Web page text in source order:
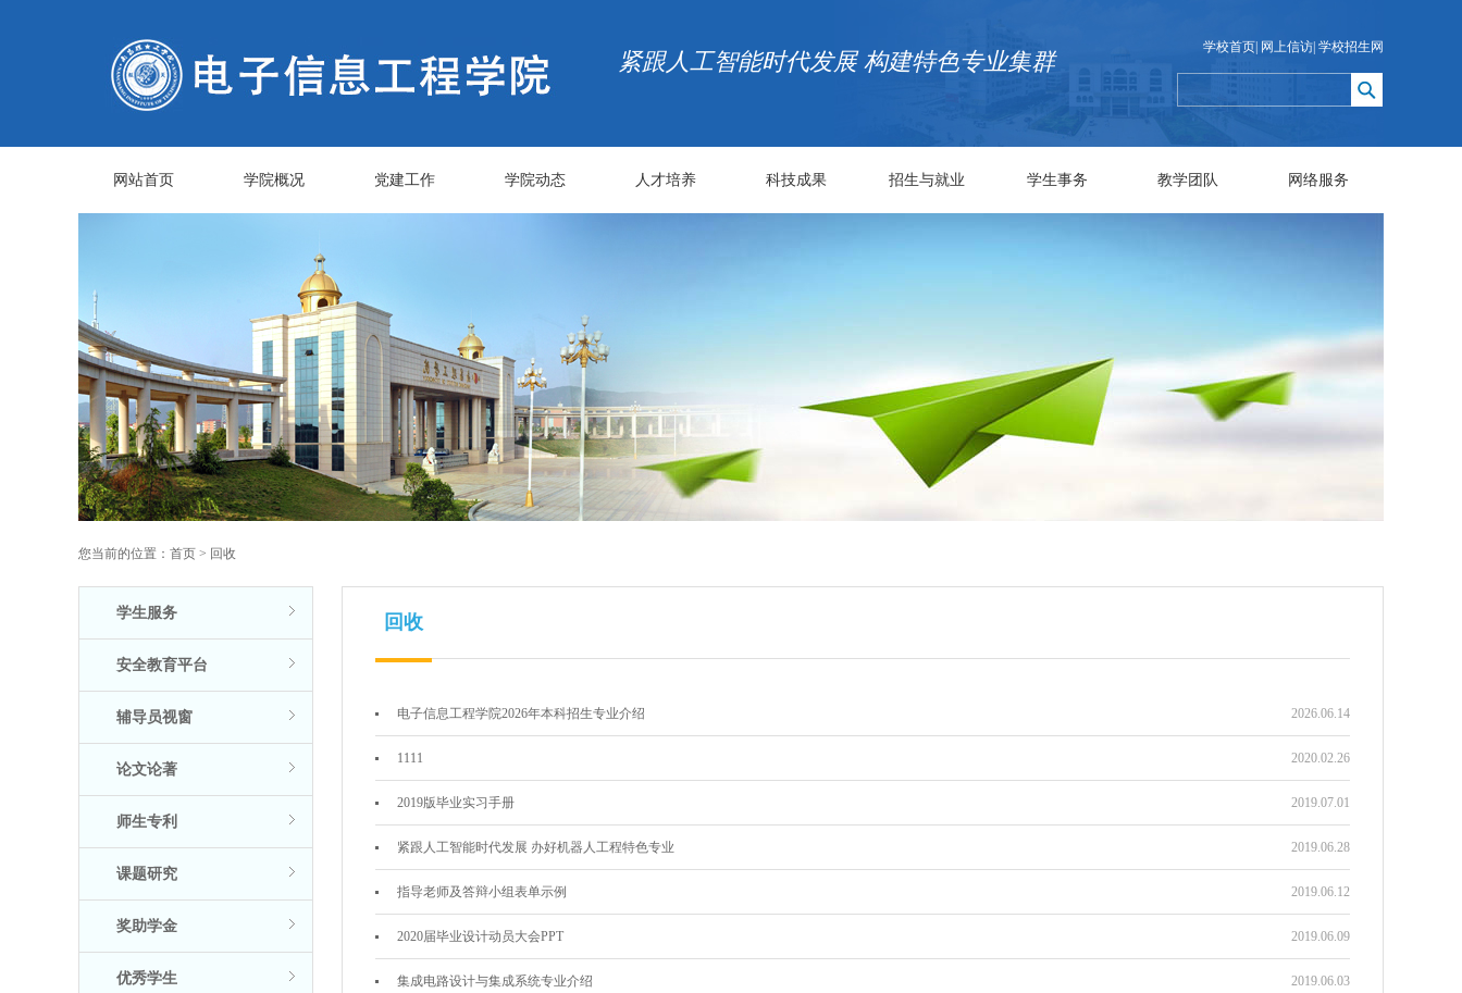
学校首页 网上信访 学校招生网
紧跟人工智能时代发展 构建特色专业集群
网站首页 学院概况 党建工作 学院动态 人才培养 科技成果 招生与就业 学生事务 教学团队 网络服务
您当前的位置： 首页 > 回收
学生服务
安全教育平台
辅导员视窗
论文论著
师生专利
课题研究
奖助学金
优秀学生
回收
2026.06.14
电子信息工程学院2026年本科招生专业介绍
2020.02.26
1111
2019.07.01
2019版毕业实习手册
2019.06.28
紧跟人工智能时代发展 办好机器人工程特色专业
2019.06.12
指导老师及答辩小组表单示例
2019.06.09
2020届毕业设计动员大会PPT
2019.06.03
集成电路设计与集成系统专业介绍